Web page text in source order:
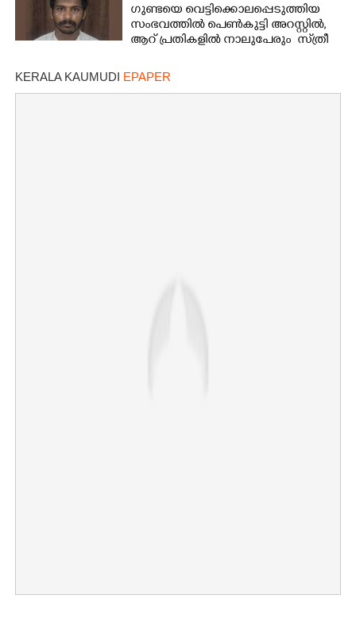
ഗു​ണ്ട​യെ​ ​വെ​ട്ടി​ക്കൊ​ല​പ്പെ​ടു​ത്തിയ
സംഭവത്തിൽ ​പെ​ൺ​കു​ട്ടി​ ​അ​റ​സ്റ്റിൽ,​
ആ​റ് ​പ്ര​തി​ക​ളി​ൽ​ ​നാ​ലു​പേരും ​ ​സ്‌​ത്രീ​
KERALA KAUMUDI EPAPER